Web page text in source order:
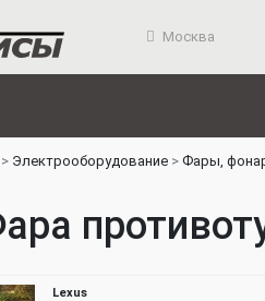
Москва
Электрооборудование Фары,
Lexus